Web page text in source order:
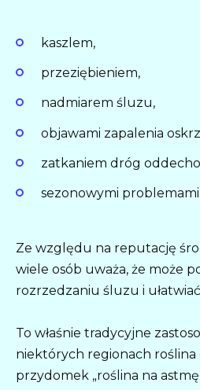
kaszlem,
przeziębieniem,
nadmiarem śluzu,
objawami zapalenia
zatkaniem dróg
sezonowymi
Ze względu na reputację
wiele osób uważa, że może
rozrzedzaniu śluzu i
To właśnie tradycyjne
niektórych regionach roślina
przydomek „roślina na